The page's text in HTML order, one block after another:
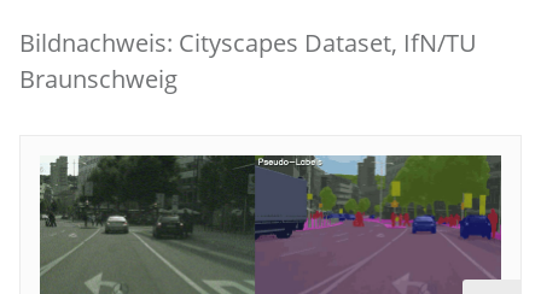
Bildnachweis: Cityscapes Dataset, IfN/TU
Braunschweig